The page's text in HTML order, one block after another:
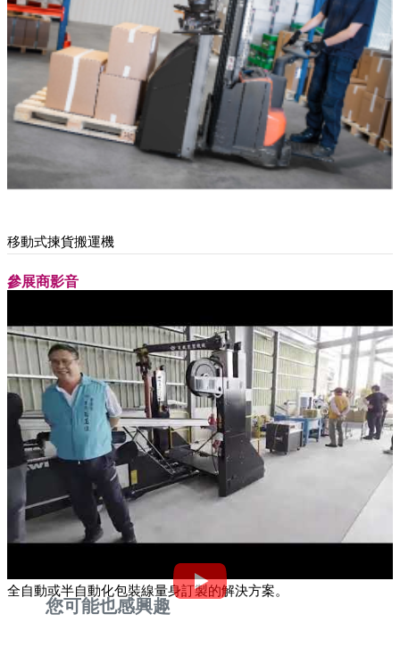
移動式揀貨搬運機
參展商影音
全自動或半自動化包裝線量身訂製的解決方案。
您可能也感興趣